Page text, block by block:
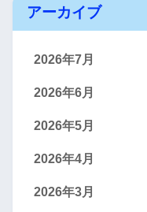
アーカイブ
2026年7月
2026年6月
2026年5月
2026年4月
2026年3月